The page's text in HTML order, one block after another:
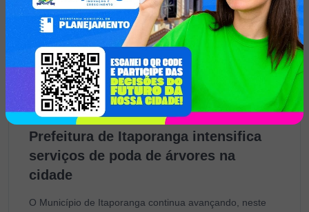
nova estrutura de caixa d’água para garantir o serviço de
abastecimento no Sítio São João. O investimento teve o
objetivo de reforçar a execução de políticas públicas...
Segunda-Feira, 27 de Julho de 2026
Prefeitura de Itaporanga intensifica
serviços de poda de árvores na
cidade
O Município de Itaporanga continua avançando, neste